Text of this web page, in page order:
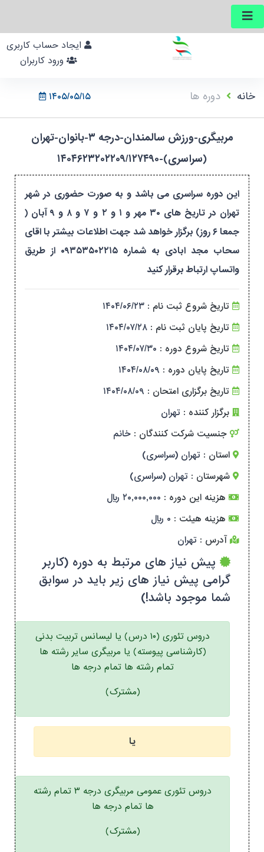
۱۴۰۵/۰۵/۱۵ خانه دوره ها
مربیگری-ورزش سالمندان-درجه ۳-بانوان-تهران
(سراسری)-۱۴۰۴۶۲۳۲۰۲۲۰۹/۱۲۷۴۹۰
این دوره سراسری می باشد و به صورت حضوری در شهر
تهران در تاریخ های ۳۰ مهر و ۱ و ۲ و ۷ و ۸ و ۹ آبان (
جمعا ۶ روز) برگزار خواهد شد جهت اطلاعات بیشتر با اقای
سحاب مجد ابادی به شماره ۰۹۳۵۳۵۰۲۲۱۵ از طریق
واتساپ ارتباط برقرار کنید
تاریخ شروع ثبت نام : ۱۴۰۴/۰۶/۲۳
تاریخ پایان ثبت نام : ۱۴۰۴/۰۷/۲۸
تاریخ شروع دوره : ۱۴۰۴/۰۷/۳۰
تاریخ پایان دوره : ۱۴۰۴/۰۸/۰۹
تاریخ برگزاری امتحان : ۱۴۰۴/۰۸/۰۹
برگزار کننده : تهران
جنسیت شرکت کنندگان : خانم
استان : تهران (سراسری)
شهرستان : تهران (سراسری)
هزینه این دوره : ۲۰,۰۰۰,۰۰۰ ریال
هزینه هیئت : ۰ ریال
آدرس : تهران
پیش نیاز های مرتبط به دوره (کاربر
گرامی پیش نیاز های زیر باید در سوابق
شما موجود باشد!)
دروس تئوری (۱۰ درس) یا لیسانس تربیت بدنی
(کارشناسی پیوسته) یا مربیگری سایر رشته ها
تمام رشته ها تمام درجه ها
(مشترک)
یا
دروس تئوری عمومی مربیگری درجه ۳ تمام رشته
ها تمام درجه ها
(مشترک)